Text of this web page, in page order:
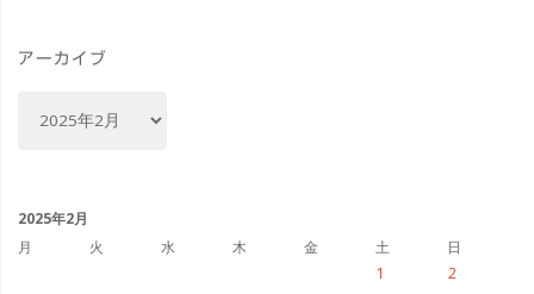
ー
アーカイブ
ブ
2025年2月
月
火 水 木 金 土
日
1
2